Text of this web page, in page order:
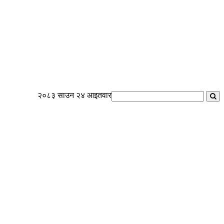
२०८३ साउन २४ आइतवार